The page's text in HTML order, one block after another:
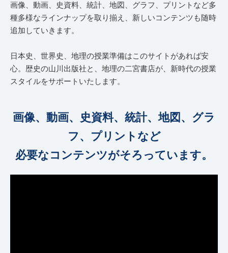
画像、動画、史資料、統計、地図、グラフ、プリントなど多
種多様なラインナップを取り揃え、 新しいコンテンツも随時
追加していきます。
日本史、世界史、地理の授業準備はこのサイトがあれば安
心。 歴史の山川出版社と、地理の二宮書店が、新時代の授業
スタイルをサポートいたします。
画像、動画、史資料、統計、地図、グラ
フ、プリントなど
必要なコンテンツがそろっています。